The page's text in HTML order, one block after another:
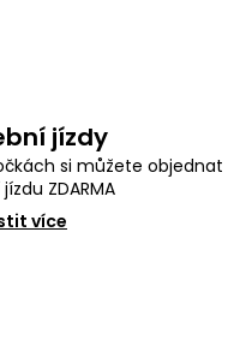
jízdy
si můžete objednat
ZDARMA
více